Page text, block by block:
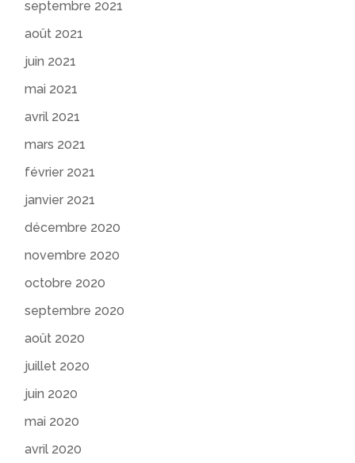
septembre 2021
août 2021
juin 2021
mai 2021
avril 2021
mars 2021
février 2021
janvier 2021
décembre 2020
novembre 2020
octobre 2020
septembre 2020
août 2020
juillet 2020
juin 2020
mai 2020
avril 2020